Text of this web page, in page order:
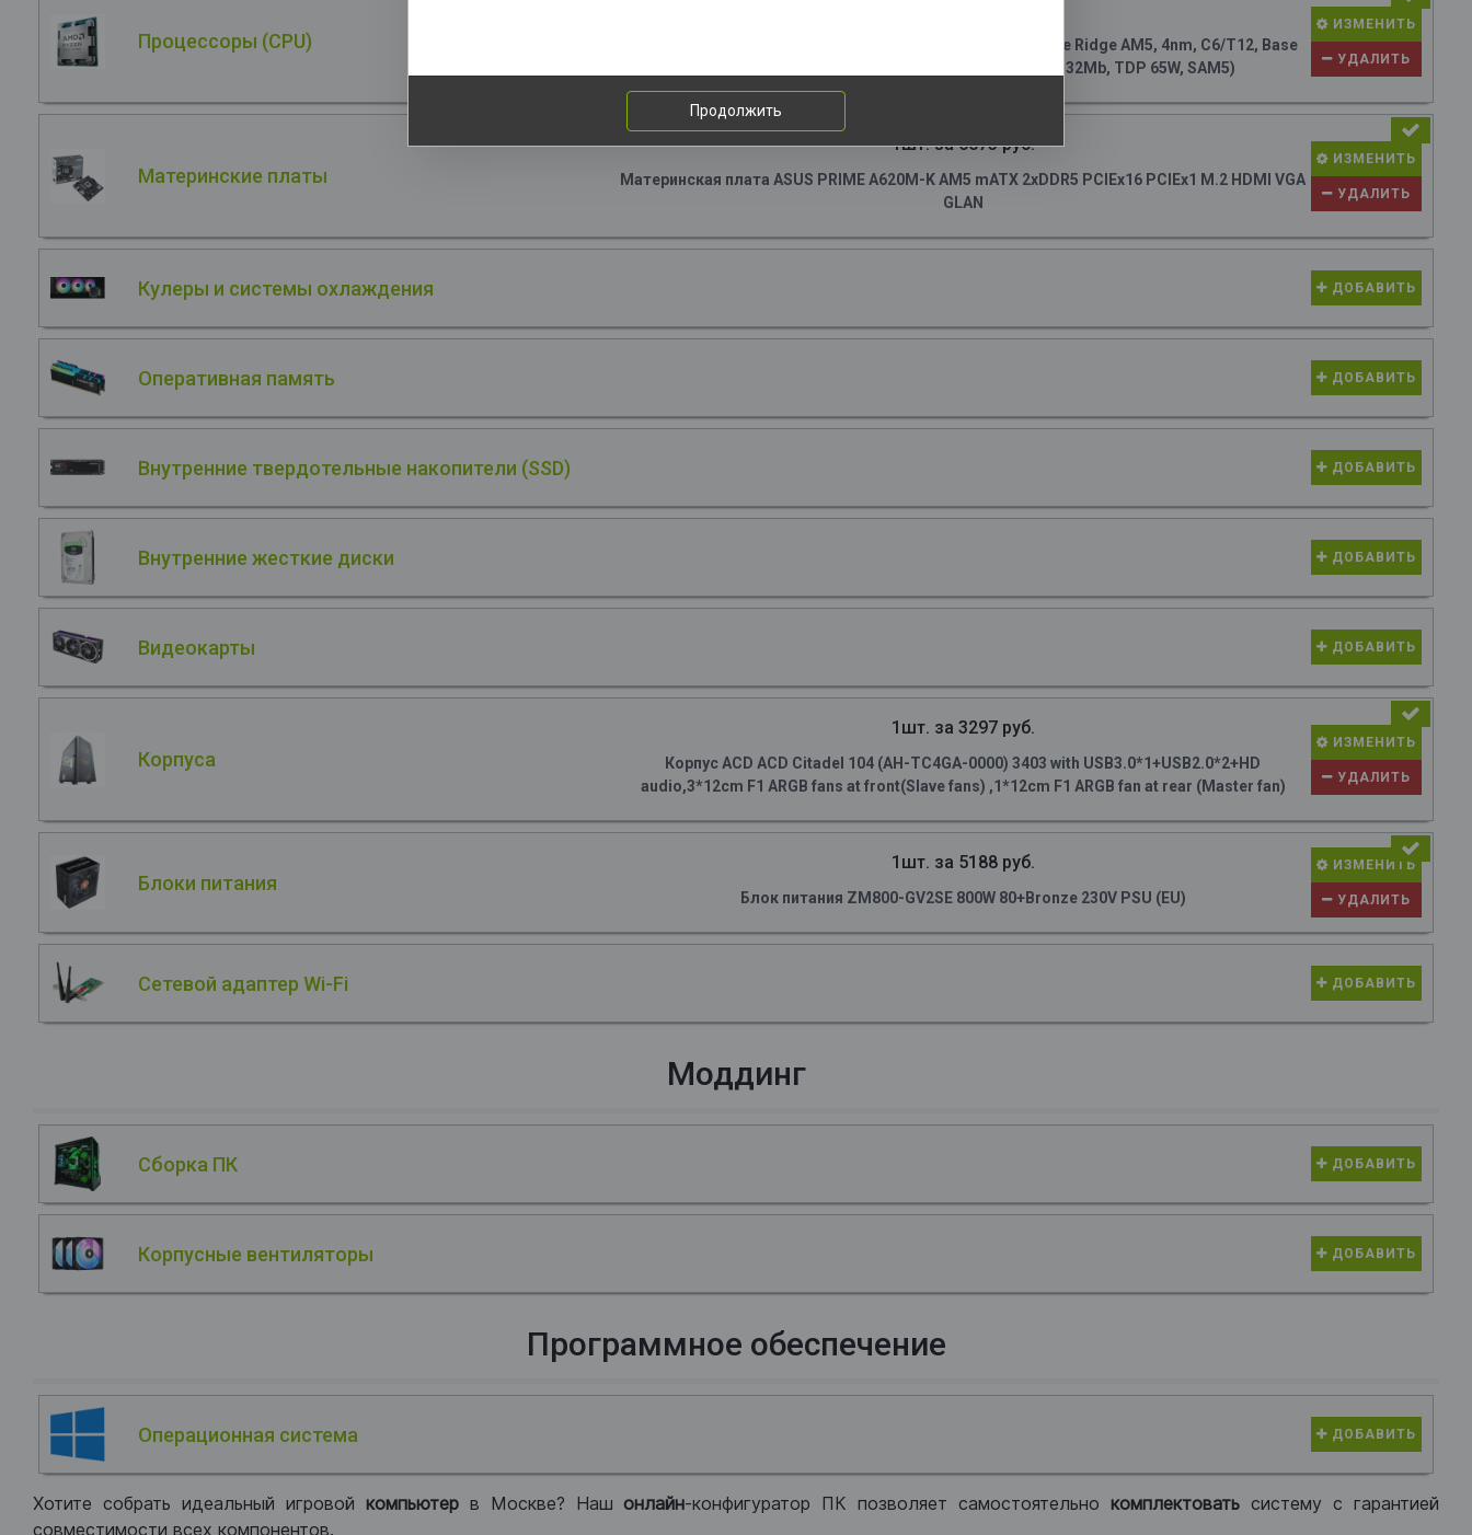
Процессоры (CPU)
Центральный Процессор AMD RYZEN 5 9600X OEM (Granite Ridge AM5, 4nm, C6/T12, Base
3,90GHz, Turbo 5,40GHz, GPU Radeon Graphics, L3 32Mb, TDP 65W, SAM5)
ИЗМЕНИТЬ
УДАЛИТЬ
Материнские платы
1шт. за 6673 руб.
Материнская плата ASUS PRIME A620M-K AM5 mATX 2xDDR5 PCIEx16 PCIEx1 M.2 HDMI VGA
GLAN
ИЗМЕНИТЬ
УДАЛИТЬ
Кулеры и системы охлаждения ДОБАВИТЬ
Оперативная память ДОБАВИТЬ
Внутренние твердотельные накопители (SSD) ДОБАВИТЬ
Внутренние жесткие диски ДОБАВИТЬ
Видеокарты ДОБАВИТЬ
Корпуса
1шт. за 3297 руб.
Корпус ACD ACD Citadel 104 (AH-TC4GA-0000) 3403 with USB3.0*1+USB2.0*2+HD
audio,3*12cm F1 ARGB fans at front(Slave fans) ,1*12cm F1 ARGB fan at rear (Master fan)
ИЗМЕНИТЬ
УДАЛИТЬ
Блоки питания
1шт. за 5188 руб.
Блок питания ZM800-GV2SE 800W 80+Bronze 230V PSU (EU)
ИЗМЕНИТЬ
УДАЛИТЬ
Сетевой адаптер Wi-Fi ДОБАВИТЬ
Моддинг
Сборка ПК ДОБАВИТЬ
Корпусные вентиляторы ДОБАВИТЬ
Программное обеспечение
Операционная система ДОБАВИТЬ
Хотите собрать идеальный игровой компьютер в Москве? Нашонлайн-конфигуратор ПК позволяет самостоятельно комплектоватьсистему с гарантией
совместимости всех компонентов.
Продолжить